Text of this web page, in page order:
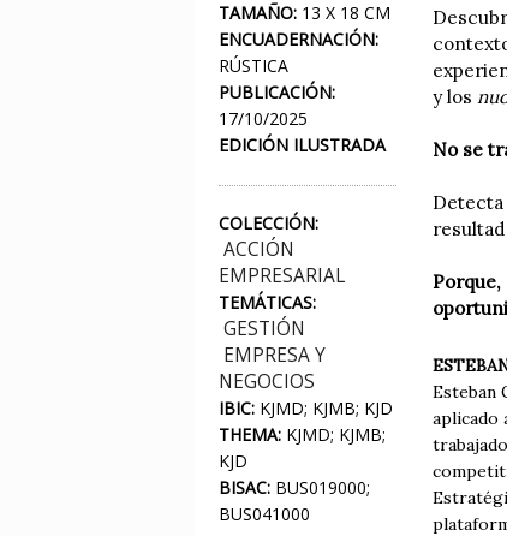
TAMAÑO: 13 X 18 CM
ENCUADERNACIÓN:
RÚSTICA
PUBLICACIÓN:
17/10/2025
EDICIÓN ILUSTRADA
COLECCIÓN:
ACCIÓN
EMPRESARIAL
TEMÁTICAS:
GESTIÓN
EMPRESA Y
NEGOCIOS
IBIC: KJMD; KJMB; KJD
THEMA: KJMD; KJMB;
KJD
BISAC: BUS019000;
BUS041000
y los
No se
Esteban
aplicado